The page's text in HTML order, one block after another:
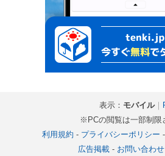
表示： モバイル｜
※PCの閲覧は一部制限
利用規約 - プライバシーポリシー -
広告掲載- お問い合わせ